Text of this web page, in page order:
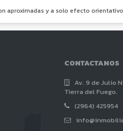
aproximadas y a solo efecto
CONTACTANOS
Av. 9 de Julio
Tierra del Fuego.
(2964) 425954